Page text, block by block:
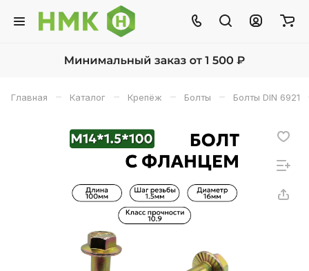
Главная – Каталог – Крепёж – Болты – Болты DIN 6921